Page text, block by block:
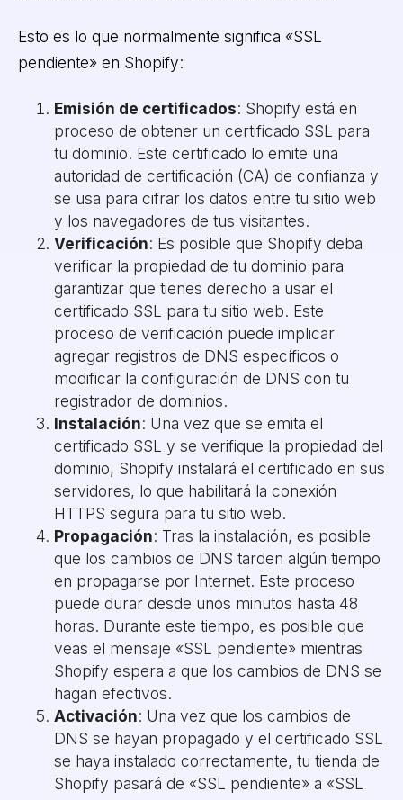
Esto es lo que normalmente significa «SSL
pendiente» en Shopify:
Emisión de certificados: Shopify está en
proceso de obtener un certificado SSL para
tu dominio. Este certificado lo emite una
autoridad de certificación (CA) de confianza y
se usa para cifrar los datos entre tu sitio web
y los navegadores de tus visitantes.
Verificación: Es posible que Shopify deba
verificar la propiedad de tu dominio para
garantizar que tienes derecho a usar el
certificado SSL para tu sitio web. Este
proceso de verificación puede implicar
agregar registros de DNS específicos o
modificar la configuración de DNS con tu
registrador de dominios.
Instalación: Una vez que se emita el
certificado SSL y se verifique la propiedad del
dominio, Shopify instalará el certificado en sus
servidores, lo que habilitará la conexión
HTTPS segura para tu sitio web.
Propagación: Tras la instalación, es posible
que los cambios de DNS tarden algún tiempo
en propagarse por Internet. Este proceso
puede durar desde unos minutos hasta 48
horas. Durante este tiempo, es posible que
veas el mensaje «SSL pendiente» mientras
Shopify espera a que los cambios de DNS se
hagan efectivos.
Activación: Una vez que los cambios de
DNS se hayan propagado y el certificado SSL
se haya instalado correctamente, tu tienda de
Shopify pasará de «SSL pendiente» a «SSL